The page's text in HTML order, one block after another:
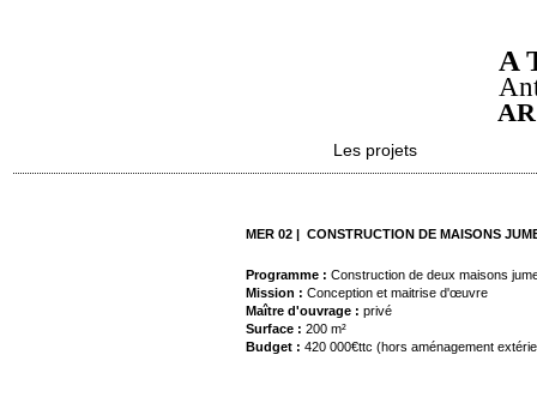
A
Les projets
MER 02 | CONSTRUCTION DE MAISONS
Programme : Construction de deux maisons
Mission : Conception et maitrise d'œuvre
Maître d'ouvrage : privé
Surface : 200 m²
Budget : 420 000€ttc (hors aménagement